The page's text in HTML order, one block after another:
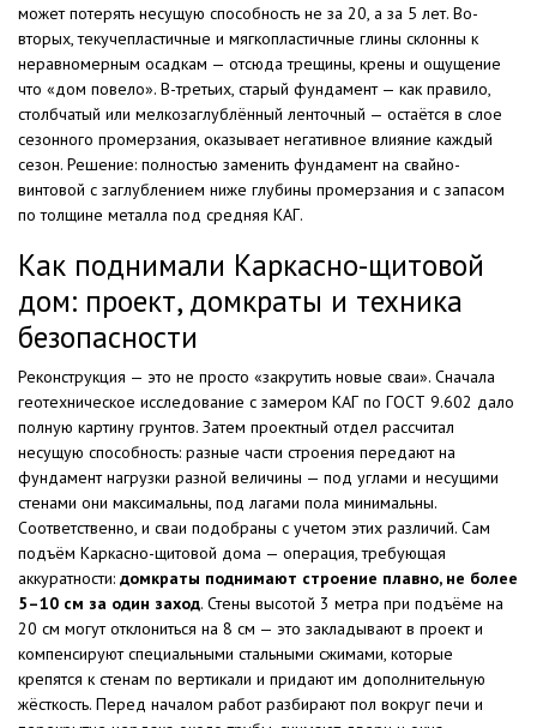
может потерять несущую способность не за 20, а за 5 лет. Во-
вторых, текучепластичные и мягкопластичные глины склонны к
неравномерным осадкам — отсюда трещины, крены и ощущение
что «дом повело». В-третьих, старый фундамент — как правило,
столбчатый или мелкозаглублённый ленточный — остаётся в слое
сезонного промерзания, оказывает негативное влияние каждый
сезон. Решение: полностью заменить фундамент на свайно-
винтовой с заглублением ниже глубины промерзания и с запасом
по толщине металла под средняя КАГ.
Как поднимали Каркасно-щитовой
дом: проект, домкраты и техника
безопасности
Реконструкция — это не просто «закрутить новые сваи». Сначала
геотехническое исследование с замером КАГ по ГОСТ 9.602 дало
полную картину грунтов. Затем проектный отдел рассчитал
несущую способность: разные части строения передают на
фундамент нагрузки разной величины — под углами и несущими
стенами они максимальны, под лагами пола минимальны.
Соответственно, и сваи подобраны с учетом этих различий. Сам
подъём Каркасно-щитовой дома — операция, требующая
аккуратности: домкраты поднимают строение плавно, не более
5–10 см за один заход. Стены высотой 3 метра при подъёме на
20 см могут отклониться на 8 см — это закладывают в проект и
компенсируют специальными стальными сжимами, которые
крепятся к стенам по вертикали и придают им дополнительную
жёсткость. Перед началом работ разбирают пол вокруг печи и